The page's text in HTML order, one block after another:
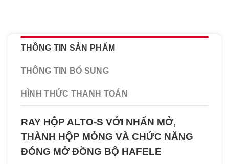
THÔNG TIN SẢN PHẨM
THÔNG TIN BỔ SUNG
HÌNH THỨC THANH TOÁN
RAY HỘP ALTO-S VỚI NHẤN MỞ,
THÀNH HỘP MỎNG VÀ CHỨC NĂNG
ĐÓNG MỞ ĐỒNG BỘ HAFELE